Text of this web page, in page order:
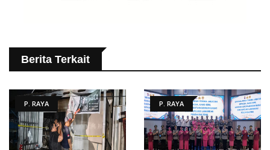
Berita Terkait
P. RAYA P. RAYA